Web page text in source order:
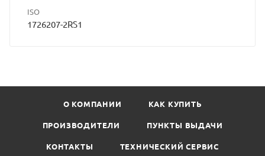
ISO
1726207-2RS1
О КОМПАНИИ КАК КУПИТЬ
ПРОИЗВОДИТЕЛИ ПУНКТЫ ВЫДАЧИ
КОНТАКТЫ ТЕХНИЧЕСКИЙ СЕРВИС